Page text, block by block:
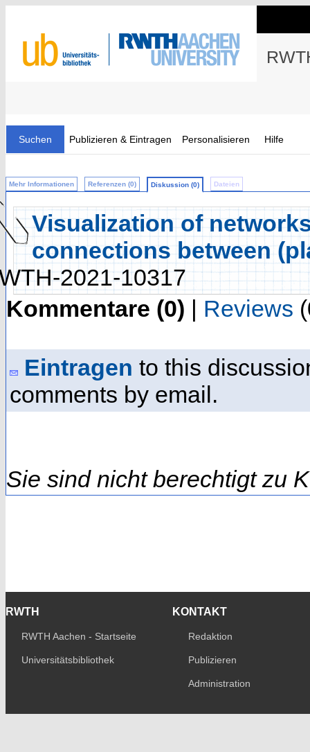
Suchen Publizieren & Eintragen Personalisieren Hilfe
Mehr Informationen Referenzen (0) Diskussion (0) Dateien
Visualization of
connections between
2021-10317
Kommentare (0) | Reviews
Eintragen to this
comments by email.
Sie sind nicht berechtigt zu
RWTH
RWTH Aachen - Startseite
Universitätsbibliothek
KONTAKT
Redaktion
Publizieren
Administration